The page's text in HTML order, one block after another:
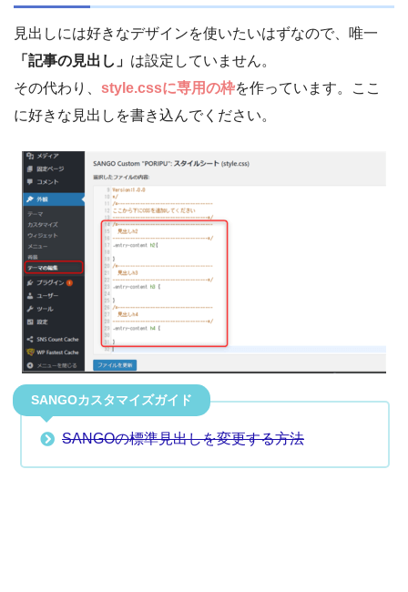
見出しには好きなデザインを使いたいはずなので、唯一
「記事の見出し」 は設定していません。
その代わり、 style.cssに専用の枠を作っています。ここ
に好きな見出しを書き込んでください。
SANGOカスタマイズガイド
SANGOの標準見出しを変更する方法